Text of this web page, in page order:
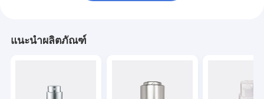
แนะนำผลิตภัณฑ์